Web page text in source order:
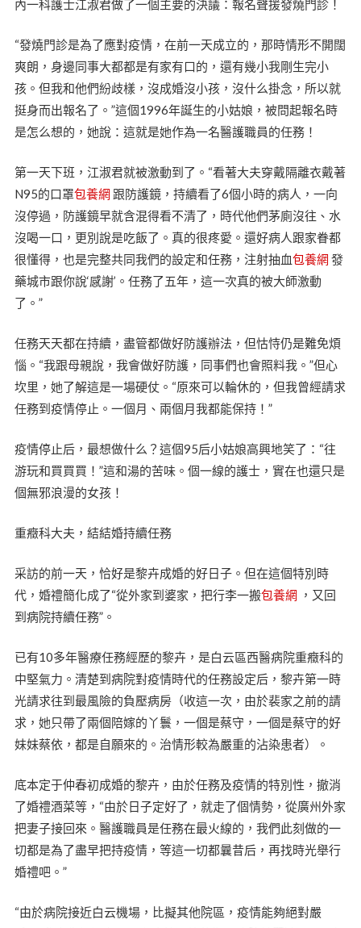
內一科護士江淑君做了一個主要的決議：報名聲援發燒門診！
“發燒門診是為了應對疫情，在前一天成立的，那時情形不開闊
爽朗，身邊同事大都都是有家有口的，還有幾小我剛生完小
孩。但我和他們紛歧樣，沒成婚沒小孩，沒什么掛念，所以就
挺身而出報名了。”這個1996年誕生的小姑娘，被問起報名時
是怎么想的，她說：這就是她作為一名醫護職員的任務！
第一天下班，江淑君就被激動到了。“看著大夫穿戴隔離衣戴著
N95的口罩包養網 跟防護鏡，持續看了6個小時的病人，一向
沒停過，防護鏡早就含混得看不清了，時代他們茅廁沒往、水
沒喝一口，更別說是吃飯了。真的很疼愛。還好病人跟家眷都
很懂得，也是完整共同我們的設定和任務，注射抽血包養網 發
藥城市跟你說‘感謝’。任務了五年，這一次真的被大師激動
了。”
任務天天都在持續，盡管都做好防護辦法，但怙恃仍是難免煩
惱。“我跟母親說，我會做好防護，同事們也會照料我。”但心
坎里，她了解這是一場硬仗。“原來可以輪休的，但我曾經請求
任務到疫情停止。一個月、兩個月我都能保持！”
疫情停止后，最想做什么？這個95后小姑娘高興地笑了：“往
游玩和買買買！”這和湯的苦味。個一線的護士，實在也還只是
個無邪浪漫的女孩！
重癥科大夫，結結婚持續任務
采訪的前一天，恰好是黎卉成婚的好日子。但在這個特別時
代，婚禮簡化成了“從外家到婆家，把行李一搬包養網 ，又回
到病院持續任務”。
已有10多年醫療任務經歷的黎卉，是白云區西醫病院重癥科的
中堅氣力。清楚到病院對疫情時代的任務設定后，黎卉第一時
光請求往到最風險的負壓病房（收這一次，由於裴家之前的請
求，她只帶了兩個陪嫁的丫鬟，一個是蔡守，一個是蔡守的好
妹妹蔡依，都是自願來的。治情形較為嚴重的沾染患者）。
底本定于仲春初成婚的黎卉，由於任務及疫情的特別性，撤消
了婚禮酒菜等，“由於日子定好了，就走了個情勢，從廣州外家
把妻子接回來。醫護職員是任務在最火線的，我們此刻做的一
切都是為了盡早把持疫情，等這一切都曩昔后，再找時光舉行
婚禮吧。”
“由於病院接近白云機場，比擬其他院區，疫情能夠絕對嚴